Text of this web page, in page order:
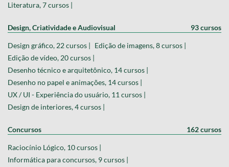
Literatura, 7 cursos |
Design, Criatividade e Audiovisual 93 cursos
Design gráfico, 22 cursos | Edição de imagens, 8 cursos |
Edição de vídeo, 20 cursos |
Desenho técnico e arquitetônico, 14 cursos |
Desenho no papel e animações, 14 cursos |
UX / UI - Experiência do usuário, 11 cursos |
Design de interiores, 4 cursos |
Concursos 162 cursos
Raciocínio Lógico, 10 cursos |
Informática para concursos, 9 cursos |